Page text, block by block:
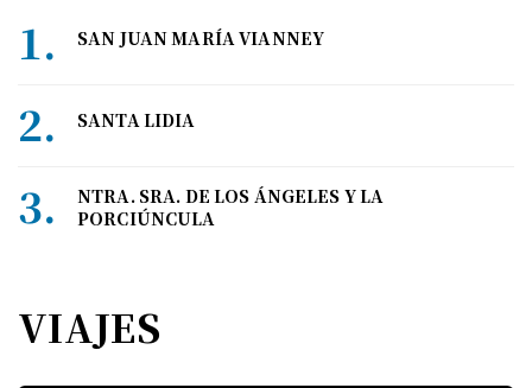
SAN JUAN MARÍA VIANNEY
SANTA LIDIA
NTRA. SRA. DE LOS ÁNGELES Y LA
PORCIÚNCULA
VIAJES